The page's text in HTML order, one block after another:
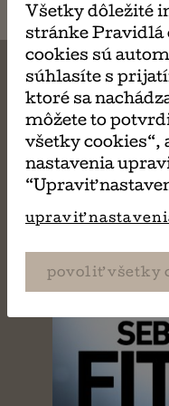
MÔŽE
Všetky dôležité
stránke Pravidlá
cookies sú
súhlasíte s
ktoré sa
môžete to
všetky cookies“,
nastavenia
“Upraviť
upraviť
povoliť všetky